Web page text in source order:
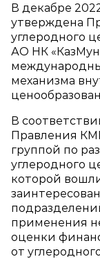
В декабре
утверждена
углеродного
АО НК
механизма
В
Правления
группой по
углеродного
которой
применения
оценки
от